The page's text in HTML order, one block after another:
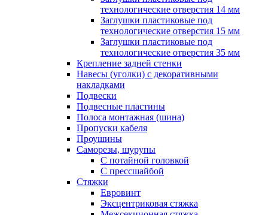
технологические отверстия 14 мм
Заглушки пластиковые под
технологические отверстия 15 мм
Заглушки пластиковые под
технологические отверстия 35 мм
Крепление задней стенки
Навесы (уголки) с декоративными
накладками
Подвески
Подвесные пластины
Полоса монтажная (шина)
Пропуски кабеля
Проушины
Саморезы, шурупы
С потайной головкой
С прессшайбой
Стяжки
Евровинт
Эксцентриковая стяжка